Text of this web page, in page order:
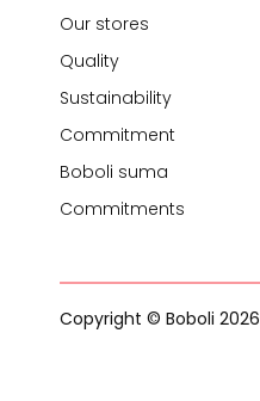
Our stores
Quality
Sustainability
Commitment
Boboli suma
Commitments
Copyright © Boboli 2026